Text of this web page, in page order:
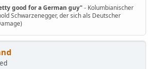
good for a German guy" - Kolumbianischer
Schwarzenegger, der sich als Deutscher